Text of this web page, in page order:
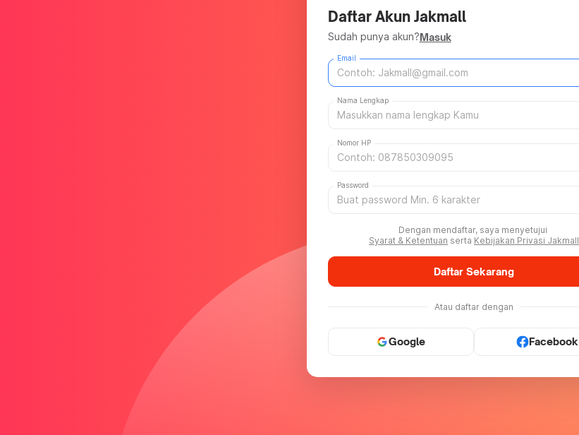
Daftar Akun Jakmall
Sudah punya akun?Masuk
Email
Nama Lengkap
Nomor HP
Password
Dengan mendaftar, saya menyetujui
Syarat & Ketentuan serta Kebijakan Privasi Jakmall
Daftar Sekarang
Atau daftar dengan
Google Facebook